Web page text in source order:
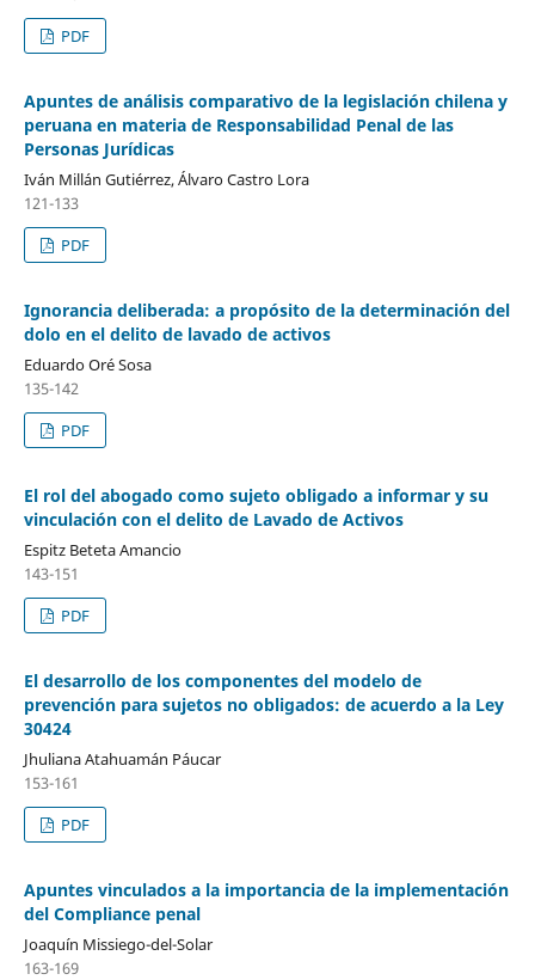
PDF
Apuntes de análisis comparativo de la legislación chilena y
peruana en materia de Responsabilidad Penal de las
Personas Jurídicas
Iván Millán Gutiérrez, Álvaro Castro Lora
121-133
PDF
Ignorancia deliberada: a propósito de la determinación del
dolo en el delito de lavado de activos
Eduardo Oré Sosa
135-142
PDF
El rol del abogado como sujeto obligado a informar y su
vinculación con el delito de Lavado de Activos
Espitz Beteta Amancio
143-151
PDF
El desarrollo de los componentes del modelo de
prevención para sujetos no obligados: de acuerdo a la Ley
30424
Jhuliana Atahuamán Páucar
153-161
PDF
Apuntes vinculados a la importancia de la implementación
del Compliance penal
Joaquín Missiego-del-Solar
163-169